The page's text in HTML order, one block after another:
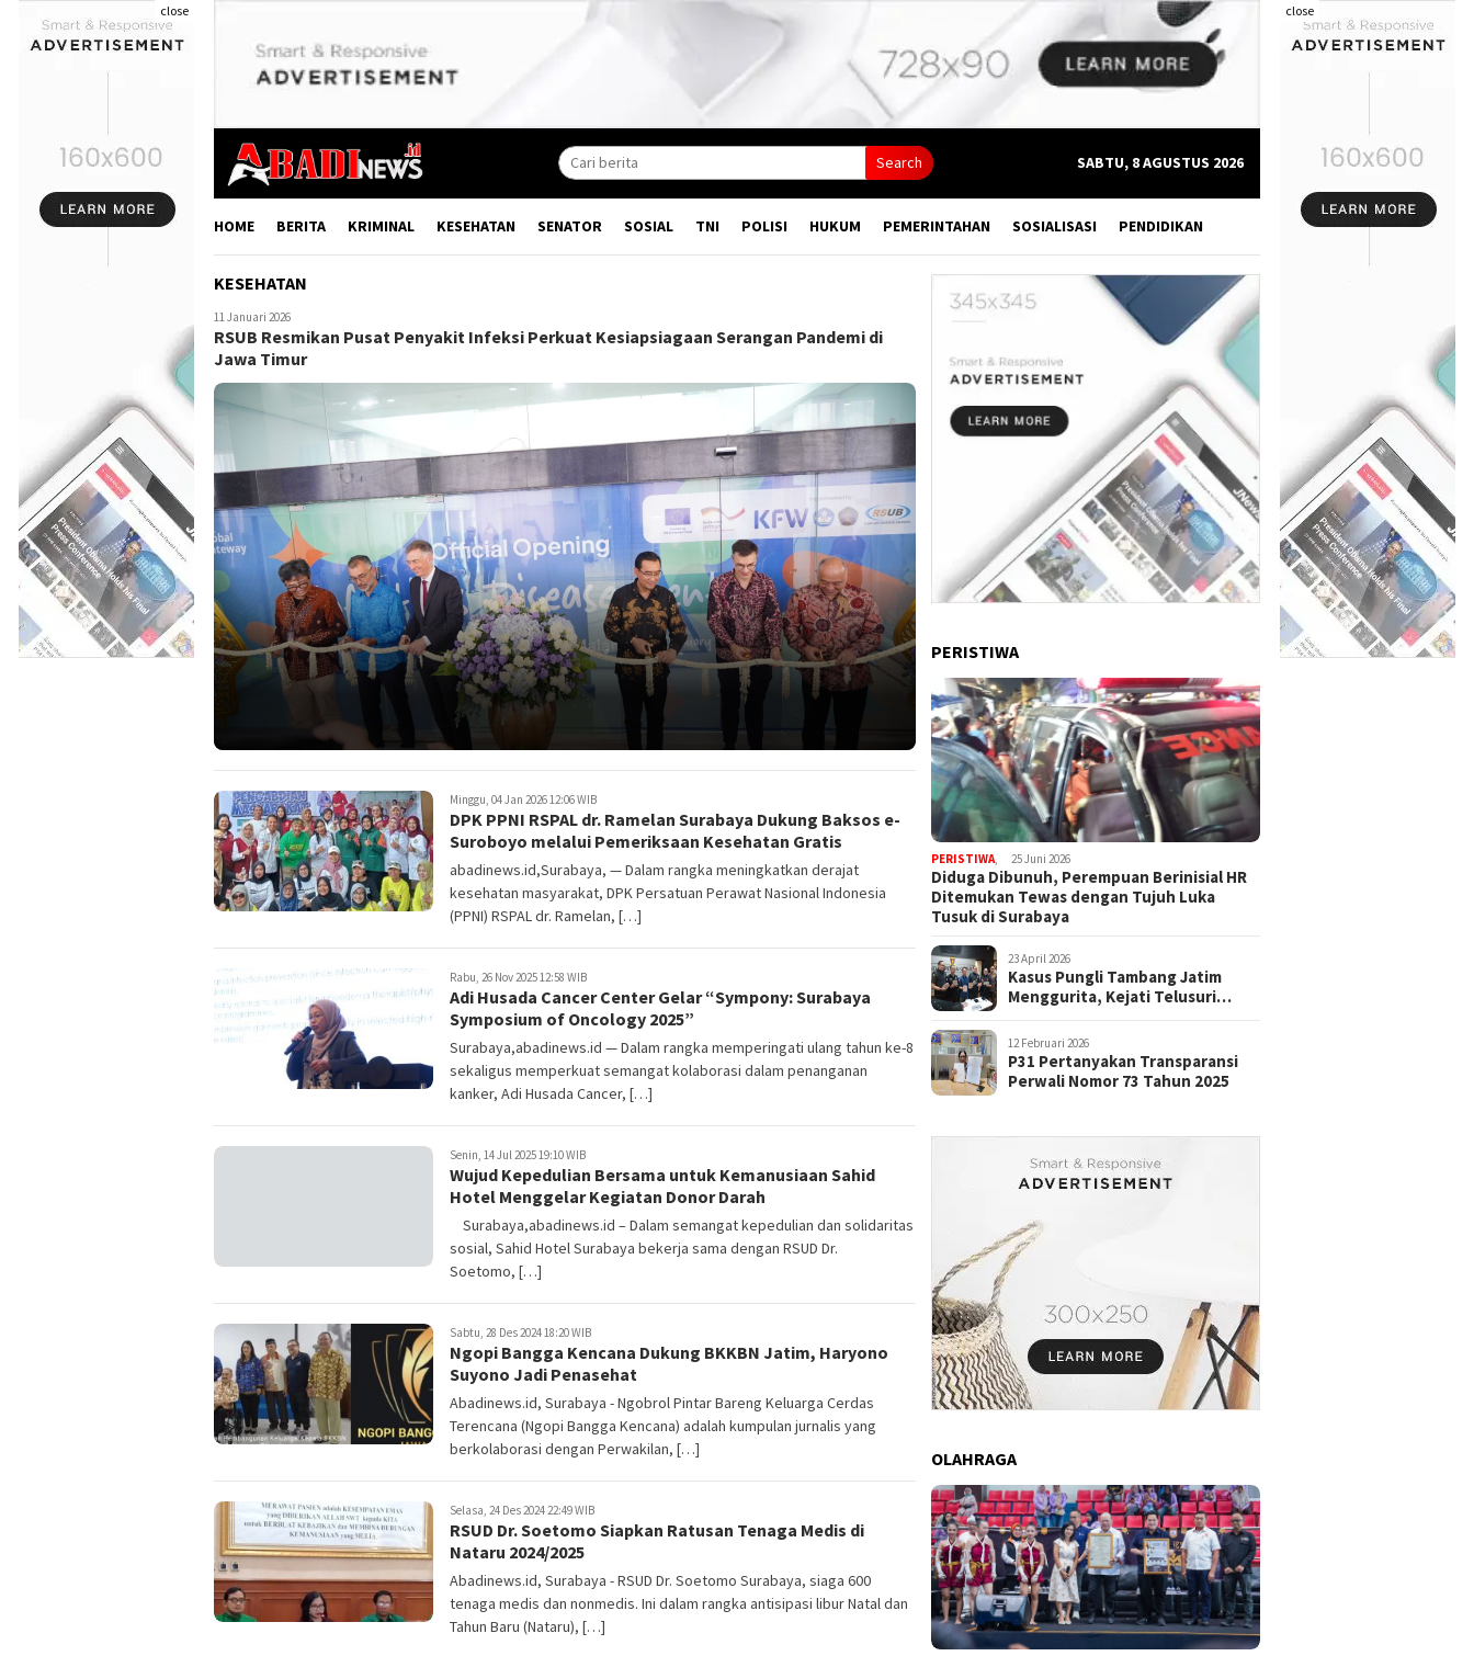
close close
Search SABTU, 8 AGUSTUS 2026
HOME BERITA KRIMINAL KESEHATAN SENATOR SOSIAL TNI POLISI HUKUM PEMERINTAHAN SOSIALISASI PENDIDIKAN
KESEHATAN
11 Januari 2026
RSUB Resmikan Pusat Penyakit Infeksi Perkuat Kesiapsiagaan Serangan Pandemi di
Jawa Timur
Minggu, 04 Jan 2026 12:06 WIB
DPK PPNI RSPAL dr. Ramelan Surabaya Dukung Baksos e-
Suroboyo melalui Pemeriksaan Kesehatan Gratis
abadinews.id,Surabaya, — Dalam rangka meningkatkan derajat
kesehatan masyarakat, DPK Persatuan Perawat Nasional Indonesia
(PPNI) RSPAL dr. Ramelan, […]
Rabu, 26 Nov 2025 12:58 WIB
Adi Husada Cancer Center Gelar “Sympony: Surabaya
Symposium of Oncology 2025”
Surabaya,abadinews.id — Dalam rangka memperingati ulang tahun ke-8
sekaligus memperkuat semangat kolaborasi dalam penanganan
kanker, Adi Husada Cancer, […]
Senin, 14 Jul 2025 19:10 WIB
Wujud Kepedulian Bersama untuk Kemanusiaan Sahid
Hotel Menggelar Kegiatan Donor Darah
Surabaya,abadinews.id – Dalam semangat kepedulian dan solidaritas
sosial, Sahid Hotel Surabaya bekerja sama dengan RSUD Dr.
Soetomo, […]
Sabtu, 28 Des 2024 18:20 WIB
Ngopi Bangga Kencana Dukung BKKBN Jatim, Haryono
Suyono Jadi Penasehat
Abadinews.id, Surabaya - Ngobrol Pintar Bareng Keluarga Cerdas
Terencana (Ngopi Bangga Kencana) adalah kumpulan jurnalis yang
berkolaborasi dengan Perwakilan, […]
Selasa, 24 Des 2024 22:49 WIB
RSUD Dr. Soetomo Siapkan Ratusan Tenaga Medis di
Nataru 2024/2025
Abadinews.id, Surabaya - RSUD Dr. Soetomo Surabaya, siaga 600
tenaga medis dan nonmedis. Ini dalam rangka antisipasi libur Natal dan
Tahun Baru (Nataru), […]
PERISTIWA
PERISTIWA, 25 Juni 2026
Diduga Dibunuh, Perempuan Berinisial HR
Ditemukan Tewas dengan Tujuh Luka
Tusuk di Surabaya
23 April 2026
Kasus Pungli Tambang Jatim
Menggurita, Kejati Telusuri
12 Februari 2026
P31 Pertanyakan Transparansi
Perwali Nomor 73 Tahun 2025
OLAHRAGA